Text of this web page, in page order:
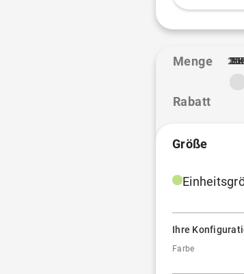
Menge
Rabatt
1
50
1K
3K
5K
Größe
Ihre
Farbe